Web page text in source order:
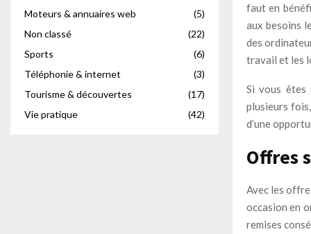
faut en
aux besoins
des
travail et les
Si vous êtes
plusieurs
d’une
Offres
Avec les
occasion en
remises
Moteurs & annuaires web
(5)
Non classé
(22)
Sports
(6)
Téléphonie & internet
(3)
Tourisme & découvertes
(17)
Vie pratique
(42)